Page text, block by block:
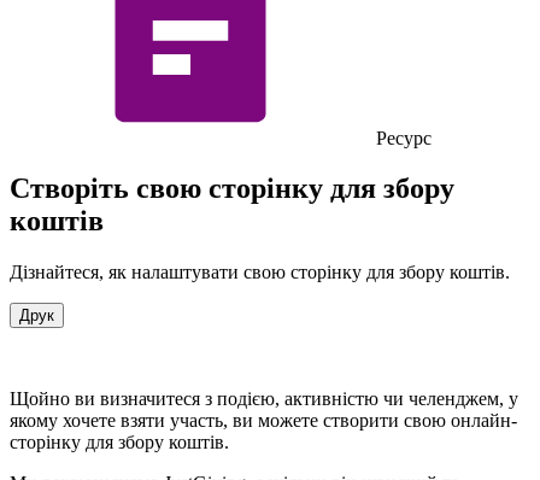
Ресурс
Створіть свою сторінку для збору
коштів
Дізнайтеся, як налаштувати свою сторінку для збору коштів.
Друк
Щойно ви визначитеся з подією, активністю чи челенджем, у
якому хочете взяти участь, ви можете створити свою онлайн-
сторінку для збору коштів.